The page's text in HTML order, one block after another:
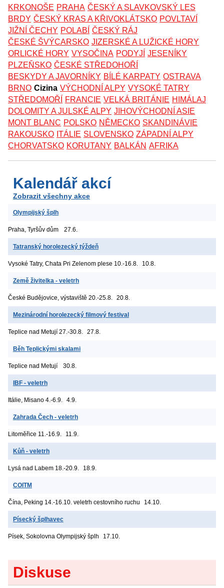
KRKONOŠE PRAHA ČESKÝ A SLAVKOVSKÝ LES
BRDY ČESKÝ KRAS A KŘIVOKLÁTSKO POVLTAVÍ
JIŽNÍ ČECHY POLABÍ ČESKÝ RÁJ
ČESKÉ ŠVÝCARSKO JIZERSKÉ A LUŽICKÉ HORY
ORLICKÉ HORY VYSOČINA PODYJÍ JESENÍKY
PLZEŇSKO ČESKÉ STŘEDOHOŘÍ
BESKYDY A JAVORNÍKY BÍLÉ KARPATY OSTRAVA
BRNO Cizina VÝCHODNÍ ALPY VYSOKÉ TATRY
STŘEDOMOŘÍ
FRANCIE VELKÁ BRITÁNIE HIMÁLAJ
DOLOMITY A JULSKÉ ALPY JIHOVÝCHODNÍ ASIE
MONT BLANC POLSKO NĚMECKO SKANDINÁVIE
RAKOUSKO ITÁLIE SLOVENSKO ZÁPADNÍ ALPY
CHORVATSKO KORUTANY BALKÁN AFRIKA
Kalendář akcí
Zobrazit všechny akce
Olympijský šplh
Praha, Tyršův dům 27.6.
Tatranský horolezecký týždeň
Vysoké Tatry, Chata Pri Zelenom plese 10.-16.8. 10.8.
Země živitelka - veletrh
České Budějovice, výstaviště 20.-25.8. 20.8.
Mezinárodní horolezecký filmový festival
Teplice nad Metují 27.-30.8. 27.8.
Běh Teplickými skalami
Teplice nad Metují 30.8.
IBF - veletrh
Itálie, Misano 4.-6.9. 4.9.
Zahrada Čech - veletrh
Litoměřice 11.-16.9. 11.9.
Kůň - veletrh
Lysá nad Labem 18.-20.9. 18.9.
COITM
Čína, Peking 14.-16.10. veletrh cestovního ruchu 14.10.
Písecký šplhavec
Písek, Sokolovna Olympijský šplh 17.10.
Diskuse